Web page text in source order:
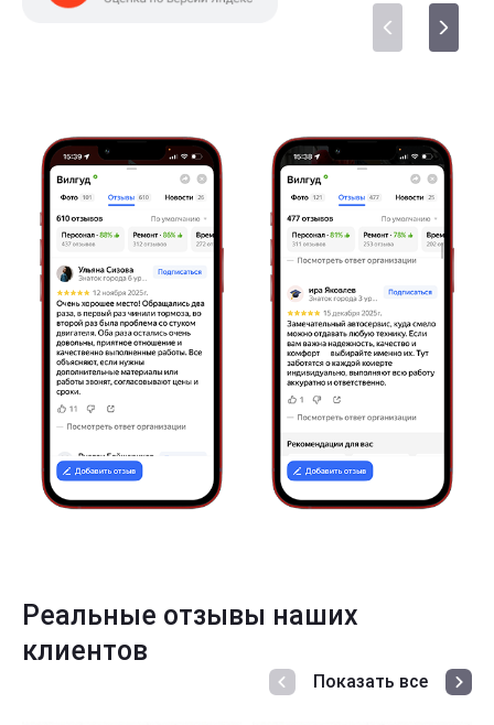
Реальные отзывы наших
клиентов
Показать все